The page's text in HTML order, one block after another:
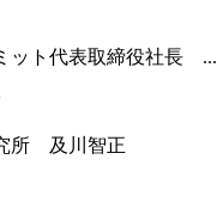
ット代表取締役社長 ...